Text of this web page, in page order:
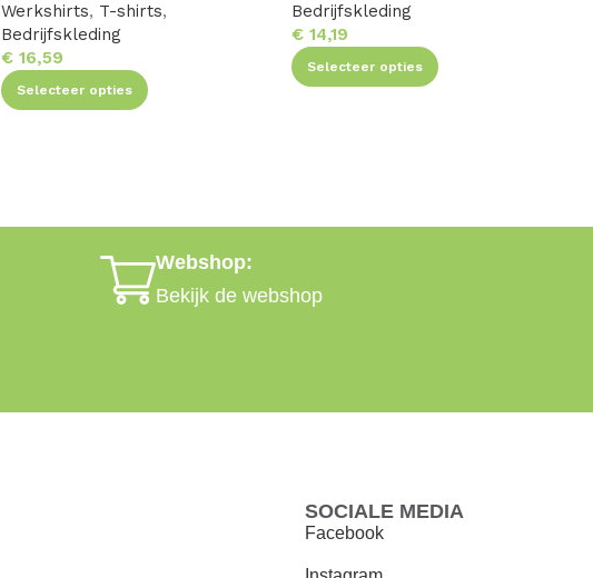
Werkshirts, T-shirts,
Bedrijfskleding
€ 16,59
Selecteer opties
Bedrijfskleding
€ 14,19
Selecteer opties
Webshop:
Bekijk de webshop
SOCIALE MEDIA
Facebook